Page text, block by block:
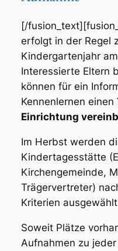
[/
erfolgt in der Regel
Kindergartenjahr
Interessierte Eltern
können für ein
Kennenlernen einen
Einrichtung
Im Herbst werden
Kindertagesstätte
Kirchengemeinde,
Trägervertreter)
Kriterien
Soweit Plätze
Aufnahmen zu